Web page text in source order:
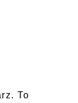
To